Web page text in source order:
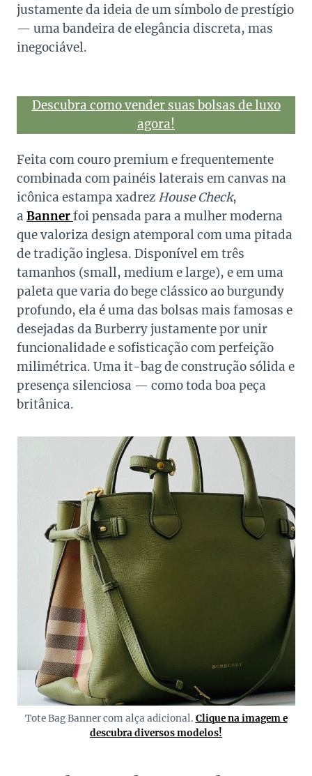
justamente da ideia de um símbolo de prestígio
— uma bandeira de elegância discreta, mas
inegociável.
Descubra como vender suas bolsas de luxo
agora!
Feita com couro premium e frequentemente
combinada com painéis laterais em canvas na
icônica estampa xadrez House Check,
a Bannerfoi pensada para a mulher moderna
que valoriza design atemporal com uma pitada
de tradição inglesa. Disponível em três
tamanhos (small, medium e large), e em uma
paleta que varia do bege clássico ao burgundy
profundo, ela é uma das bolsas mais famosas e
desejadas da Burberry justamente por unir
funcionalidade e sofisticação com perfeição
milimétrica. Uma it-bag de construção sólida e
presença silenciosa — como toda boa peça
britânica.
Tote Bag Banner com alça adicional. Clique na imagem e
descubra diversos modelos!